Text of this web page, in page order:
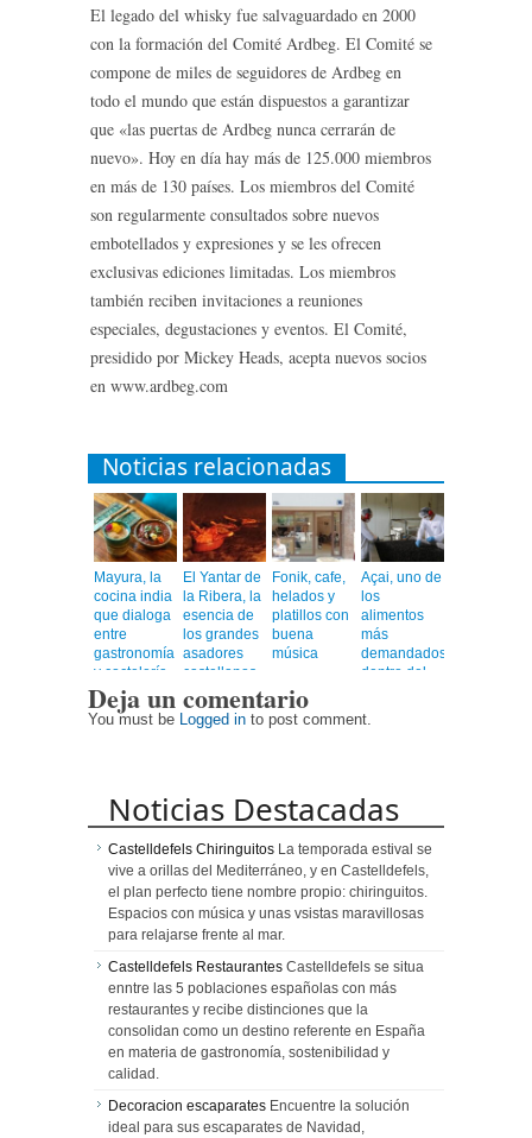
El legado del whisky fue salvaguardado en 2000
con la formación del Comité Ardbeg. El Comité se
compone de miles de seguidores de Ardbeg en
todo el mundo que están dispuestos a garantizar
que «las puertas de Ardbeg nunca cerrarán de
nuevo». Hoy en día hay más de 125.000 miembros
en más de 130 países. Los miembros del Comité
son regularmente consultados sobre nuevos
embotellados y expresiones y se les ofrecen
exclusivas ediciones limitadas. Los miembros
también reciben invitaciones a reuniones
especiales, degustaciones y eventos. El Comité,
presidido por Mickey Heads, acepta nuevos socios
en www.ardbeg.com
Noticias relacionadas
Mayura, la
cocina india
que dialoga
entre
gastronomía
y coctelería
de autor
El Yantar de
la Ribera, la
esencia de
los grandes
asadores
castellanos
corazón de
Barcelona
Fonik, cafe,
helados y
platillos con
buena
música
Açai, uno de
los
alimentos
más
demandados
dentro del
healthy
Deja un comentario
You must be Logged in to post comment.
Noticias Destacadas
Castelldefels Chiringuitos La temporada estival se
vive a orillas del Mediterráneo, y en Castelldefels,
el plan perfecto tiene nombre propio: chiringuitos.
Espacios con música y unas vsistas maravillosas
para relajarse frente al mar.
Castelldefels Restaurantes Castelldefels se situa
enntre las 5 poblaciones españolas con más
restaurantes y recibe distinciones que la
consolidan como un destino referente en España
en materia de gastronomía, sostenibilidad y
calidad.
Decoracion escaparates Encuentre la solución
ideal para sus escaparates de Navidad,